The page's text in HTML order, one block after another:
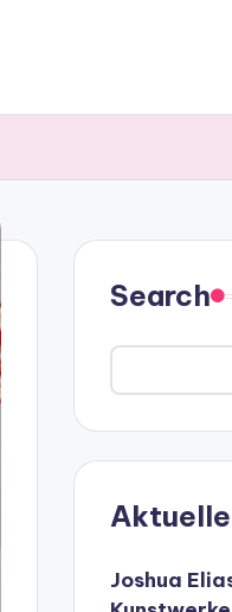
Search
Joshua